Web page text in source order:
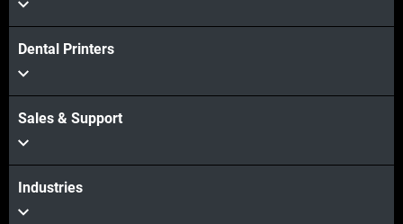
Dental Printers
Sales & Support
Industries